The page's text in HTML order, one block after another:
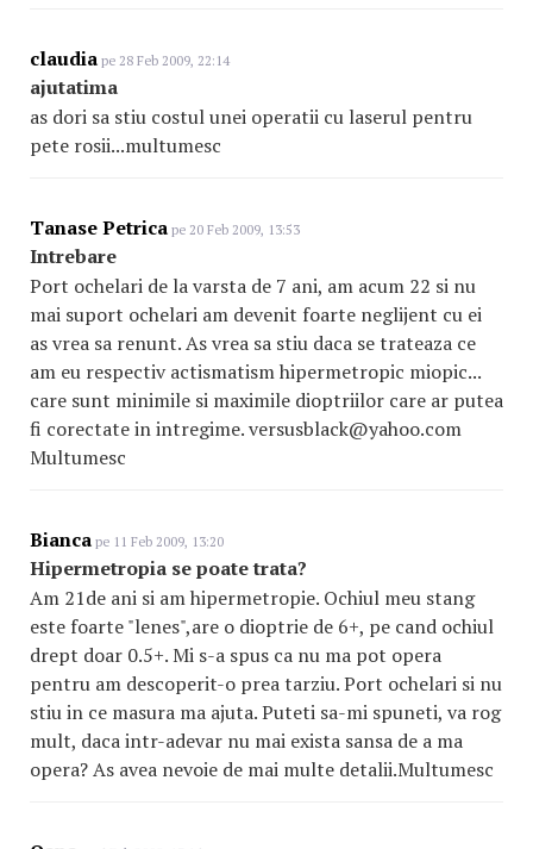
claudia pe 28 Feb 2009, 22:14
ajutatima
as dori sa stiu costul unei operatii cu laserul pentru
pete rosii...multumesc
Tanase Petrica pe 20 Feb 2009, 13:53
Intrebare
Port ochelari de la varsta de 7 ani, am acum 22 si nu
mai suport ochelari am devenit foarte neglijent cu ei
as vrea sa renunt. As vrea sa stiu daca se trateaza ce
am eu respectiv actismatism hipermetropic miopic...
care sunt minimile si maximile dioptriilor care ar putea
fi corectate in intregime. versusblack@yahoo.com
Multumesc
Bianca pe 11 Feb 2009, 13:20
Hipermetropia se poate trata?
Am 21de ani si am hipermetropie. Ochiul meu stang
este foarte "lenes",are o dioptrie de 6+, pe cand ochiul
drept doar 0.5+. Mi s-a spus ca nu ma pot opera
pentru am descoperit-o prea tarziu. Port ochelari si nu
stiu in ce masura ma ajuta. Puteti sa-mi spuneti, va rog
mult, daca intr-adevar nu mai exista sansa de a ma
opera? As avea nevoie de mai multe detalii.Multumesc